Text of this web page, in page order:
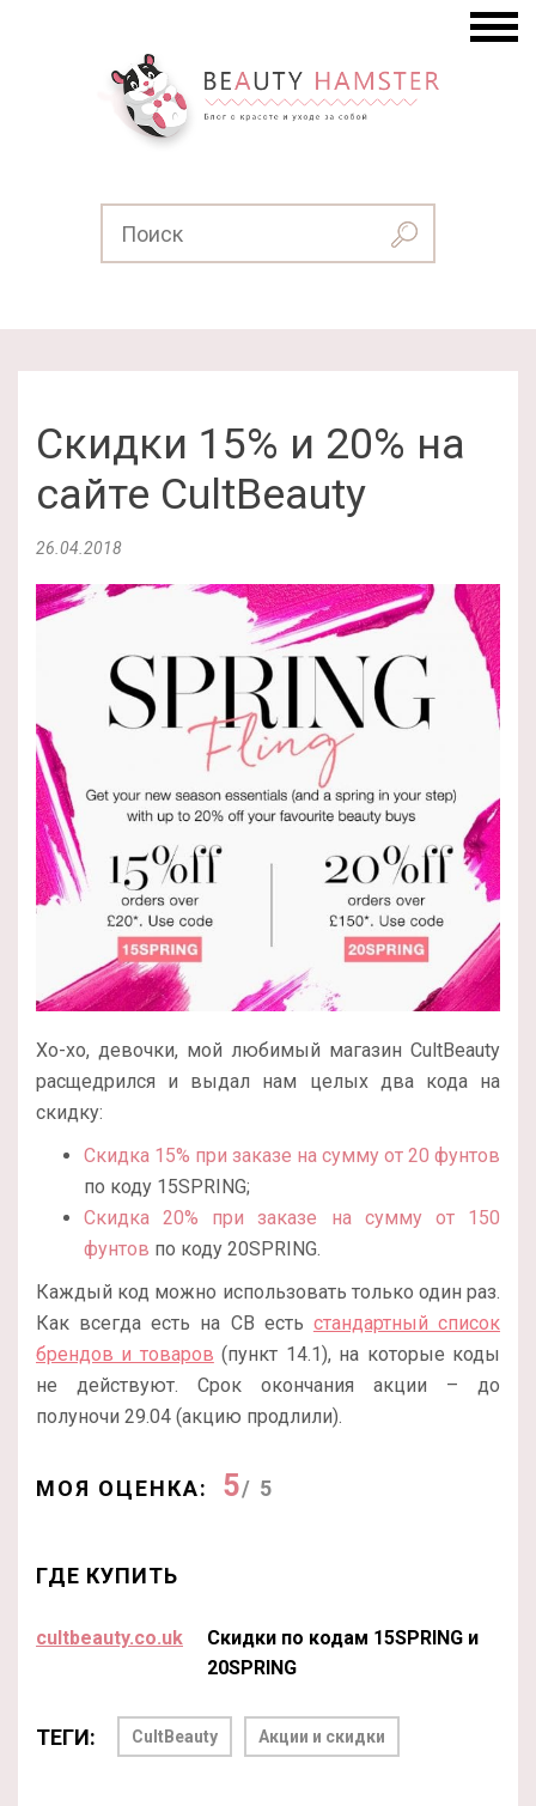
Скидки 15% и 20% на
сайте CultBeauty
26.04.2018
Хо-хо, девочки, мой любимый магазин CultBeauty
расщедрился и выдал нам целых два кода на
скидку:
Скидка 15% при заказе на сумму от 20 фунтов
по коду 15SPRING;
Скидка 20% при заказе на сумму от 150
фунтов по коду 20SPRING.
Каждый код можно использовать только один раз.
Как всегда есть на CB есть стандартный список
брендов и товаров (пункт 14.1), на которые коды
не действуют. Срок окончания акции – до
полуночи 29.04 (акцию продлили).
МОЯ ОЦЕНКА: 5/ 5
ГДЕ КУПИТЬ
cultbeauty.co.uk
Скидки по кодам 15SPRING и
20SPRING
ТЕГИ: CultBeauty Акции и скидки